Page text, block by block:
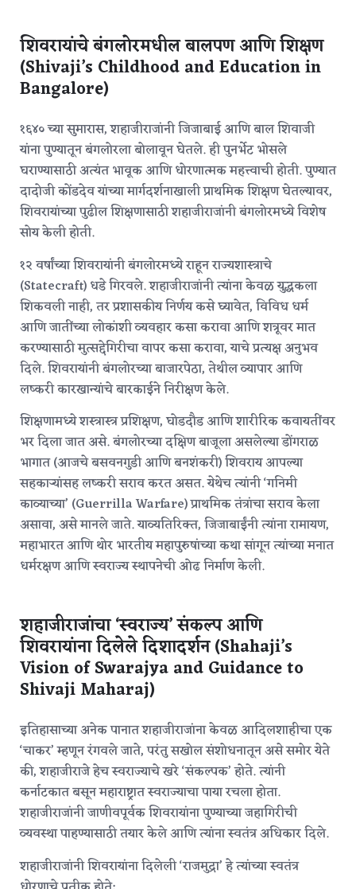
शिवरायांचे बंगलोरमधील बालपण आणि शिक्षण
(Shivaji’s Childhood and Education in
Bangalore)
१६४० च्या सुमारास, शहाजीराजांनी जिजाबाई आणि बाल शिवाजी
यांना पुण्यातून बंगलोरला बोलावून घेतले. ही पुनर्भेट भोसले
घराण्यासाठी अत्यंत भावूक आणि धोरणात्मक महत्त्वाची होती.पुण्यात
दादोजी कोंडदेव यांच्या मार्गदर्शनाखाली प्राथमिक शिक्षण घेतल्यावर,
शिवरायांच्या पुढील शिक्षणासाठी शहाजीराजांनी बंगलोरमध्ये विशेष
सोय केली होती.
१२ वर्षांच्या शिवरायांनी बंगलोरमध्ये राहून राज्यशास्त्राचे
(Statecraft) धडे गिरवले. शहाजीराजांनी त्यांना केवळ युद्धकला
शिकवली नाही, तर प्रशासकीय निर्णय कसे घ्यावेत, विविध धर्म
आणि जातींच्या लोकांशी व्यवहार कसा करावा आणि शत्रूवर मात
करण्यासाठी मुत्सद्देगिरीचा वापर कसा करावा, याचे प्रत्यक्ष अनुभव
दिले.शिवरायांनी बंगलोरच्या बाजारपेठा, तेथील व्यापार आणि
लष्करी कारखान्यांचे बारकाईने निरीक्षण केले.
शिक्षणामध्ये शस्त्रास्त्र प्रशिक्षण, घोडदौड आणि शारीरिक कवायतींवर
भर दिला जात असे. बंगलोरच्या दक्षिण बाजूला असलेल्या डोंगराळ
भागात (आजचे बसवनगुडी आणि बनशंकरी) शिवराय आपल्या
सहकाऱ्यांसह लष्करी सराव करत असत.येथेच त्यांनी ‘गनिमी
काव्याच्या’ (Guerrilla Warfare) प्राथमिक तंत्रांचा सराव केला
असावा, असे मानले जाते. याव्यतिरिक्त, जिजाबाईंनी त्यांना रामायण,
महाभारत आणि थोर भारतीय महापुरुषांच्या कथा सांगून त्यांच्या मनात
धर्मरक्षण आणि स्वराज्य स्थापनेची ओढ निर्माण केली.
शहाजीराजांचा ‘स्वराज्य’ संकल्प आणि
शिवरायांना दिलेले दिशादर्शन (Shahaji’s
Vision of Swarajya and Guidance to
Shivaji Maharaj)
इतिहासाच्या अनेक पानात शहाजीराजांना केवळ आदिलशाहीचा एक
‘चाकर’ म्हणून रंगवले जाते, परंतु सखोल संशोधनातून असे समोर येते
की, शहाजीराजे हेच स्वराज्याचे खरे ‘संकल्पक’ होते.त्यांनी
कर्नाटकात बसून महाराष्ट्रात स्वराज्याचा पाया रचला होता.
शहाजीराजांनी जाणीवपूर्वक शिवरायांना पुण्याच्या जहागिरीची
व्यवस्था पाहण्यासाठी तयार केले आणि त्यांना स्वतंत्र अधिकार दिले.
शहाजीराजांनी शिवरायांना दिलेली ‘राजमुद्रा’ हे त्यांच्या स्वतंत्र